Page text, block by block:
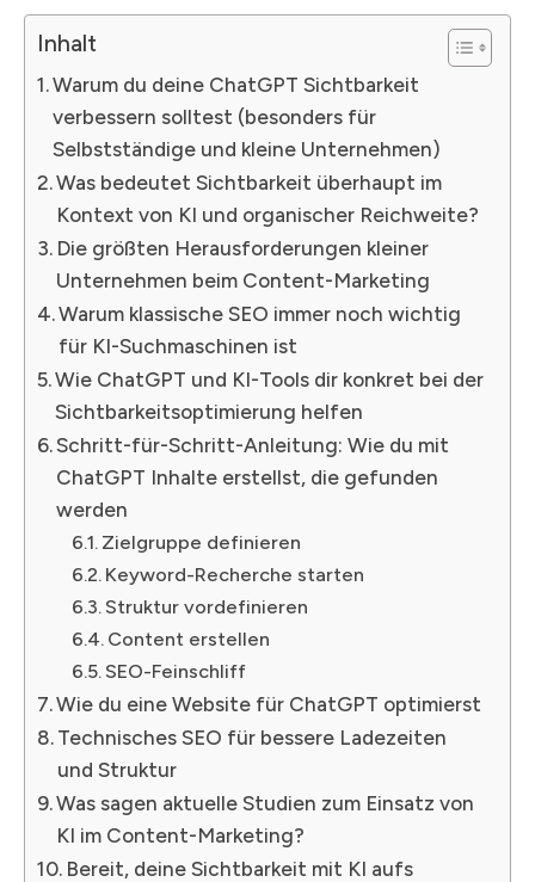
Inhalt
Warum du deine ChatGPT Sichtbarkeit
verbessern solltest (besonders für
Selbstständige und kleine Unternehmen)
Was bedeutet Sichtbarkeit überhaupt im
Kontext von KI und organischer Reichweite?
Die größten Herausforderungen kleiner
Unternehmen beim Content-Marketing
Warum klassische SEO immer noch wichtig
für KI-Suchmaschinen ist
Wie ChatGPT und KI-Tools dir konkret bei der
Sichtbarkeitsoptimierung helfen
Schritt-für-Schritt-Anleitung: Wie du mit
ChatGPT Inhalte erstellst, die gefunden
werden
Zielgruppe definieren
Keyword-Recherche starten
Struktur vordefinieren
Content erstellen
SEO-Feinschliff
Wie du eine Website für ChatGPT optimierst
Technisches SEO für bessere Ladezeiten
und Struktur
Was sagen aktuelle Studien zum Einsatz von
KI im Content-Marketing?
Bereit, deine Sichtbarkeit mit KI aufs